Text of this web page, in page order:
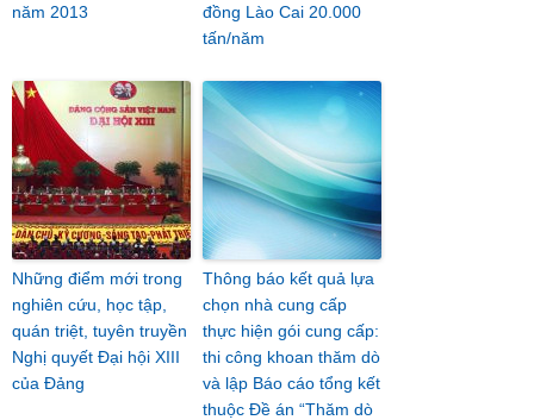
năm 2013
đồng Lào Cai 20.000
tấn/năm
Những điểm mới trong
nghiên cứu, học tập,
quán triệt, tuyên truyền
Nghị quyết Đại hội XIII
của Đảng
Thông báo kết quả lựa
chọn nhà cung cấp
thực hiện gói cung cấp:
thi công khoan thăm dò
và lập Báo cáo tổng kết
thuộc Đề án “Thăm dò